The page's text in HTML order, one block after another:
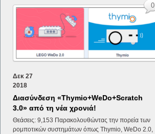
Δεκ 27
2018
Διασύνδεση «Thymio+WeDo+Scratch
3.0» από τη νέα χρονιά!
Θεάσεις: 9,153 Παρακολουθώντας την πορεία των
ρομποτικών συστημάτων όπως Thymio, WeDo 2.0,
0